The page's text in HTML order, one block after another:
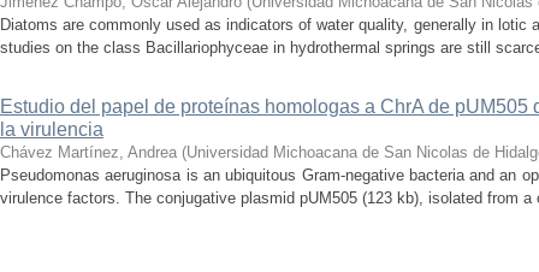
Diatoms are commonly used as indicators of water quality, generally in
studies on the class Bacillariophyceae in hydrothermal springs are still
Estudio del papel de proteínas homologas a ChrA de
la virulencia
Chávez Martínez, Andrea (Universidad Michoacana de San Nicolas de
Pseudomonas aeruginosa is an ubiquitous Gram-negative bacteria and an
virulence factors. The conjugative plasmid pUM505 (123 kb), isolated from